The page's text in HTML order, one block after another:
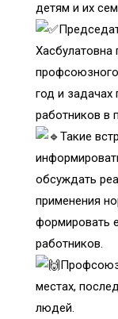
детям и их
профсоюзного
год и задачах
работников в
Такие
обсуждать
применения
формировать
работников.
Профсоюз
местах,
людей.